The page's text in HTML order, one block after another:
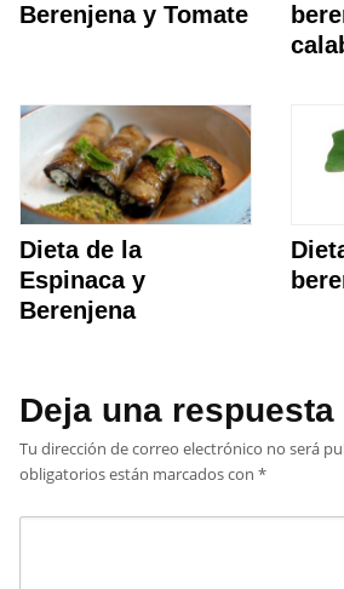
Berenjena y Tomate
Dieta de la
Espinaca y
Berenjena
Deja una respuesta
Tu dirección de correo electrónico no será
obligatorios están marcados con *